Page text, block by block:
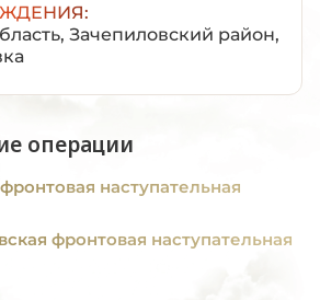
Зачепиловский район,
операции
наступательная
фронтовая наступательная